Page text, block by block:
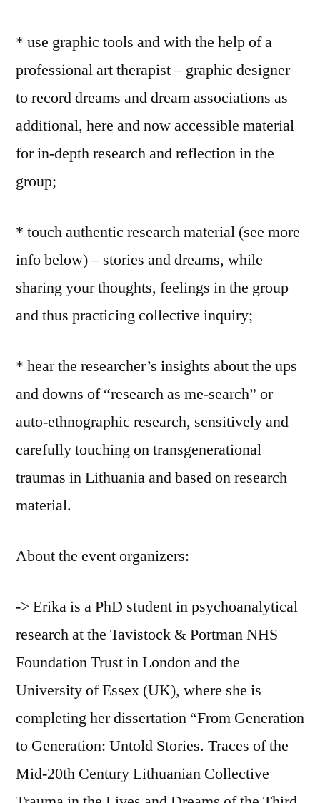
* use graphic tools and with the help of a
professional art therapist – graphic designer
to record dreams and dream associations as
additional, here and now accessible material
for in-depth research and reflection in the
group;
* touch authentic research material (see more
info below) – stories and dreams, while
sharing your thoughts, feelings in the group
and thus practicing collective inquiry;
* hear the researcher’s insights about the ups
and downs of “research as me-search” or
auto-ethnographic research, sensitively and
carefully touching on transgenerational
traumas in Lithuania and based on research
material.
About the event organizers:
-> Erika is a PhD student in psychoanalytical
research at the Tavistock & Portman NHS
Foundation Trust in London and the
University of Essex (UK), where she is
completing her dissertation “From Generation
to Generation: Untold Stories. Traces of the
Mid-20th Century Lithuanian Collective